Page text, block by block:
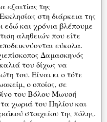
εξαιτίας της
στη διάρκεια της
εδώ και χρόνια βλέπουμε
αληθειών που είτε
εύκολα.
Δαμασκηνός
του δίχως να
του. Είναι κι ο τότε
ο οποίος, σε
του Βόλου Μωυσή
χωριά του Πηλίου και
στοιχείου της πόλης.